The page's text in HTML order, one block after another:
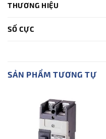
THƯƠNG HIỆU
SỐ CỰC
SẢN PHẨM TƯƠNG TỰ